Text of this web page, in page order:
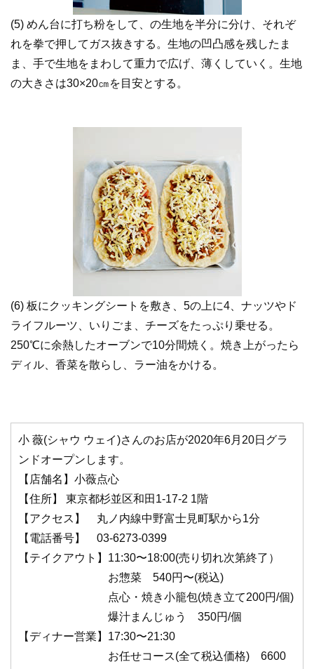
(5) めん台に打ち粉をして、の生地を半分に分け、それぞ
れを拳で押してガス抜きする。生地の凹凸感を残したま
ま、手で生地をまわして重力で広げ、薄くしていく。生地
の大きさは30×20㎝を目安とする。
(6) 板にクッキングシートを敷き、5の上に4、ナッツやド
ライフルーツ、いりごま、チーズをたっぷり乗せる。
250℃に余熱したオーブンで10分間焼く。焼き上がったら
ディル、香菜を散らし、ラー油をかける。
小 薇(シャウ ウェイ)さんのお店が2020年6月20日グラ
ンドオープンします。
【店舗名】小薇点心
【住所】 東京都杉並区和田1-17-2 1階
【アクセス】 丸ノ内線中野富士見町駅から1分
【電話番号】 03-6273-0399
【テイクアウト】11:30〜18:00(売り切れ次第終了）
お惣菜 540円〜(税込)
点心・焼き小籠包(焼き立て200円/個)
爆汁まんじゅう 350円/個
【ディナー営業】17:30〜21:30
お任せコース(全て税込価格) 6600